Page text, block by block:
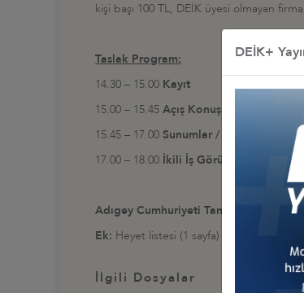
kişi başı 100 TL, DEİK üyesi olmayan
Taslak Program:
14.30 – 15.00 Kayıt
15.00 – 15.45 Açış Konuşmaları
15.45 – 17.00 Sunumlar / Soru-Cevaplar
17.00 – 18.00 İkili İş Görüşmeleri
Adıgey Cumhuriyeti Tanıtım Sunumu:
Ek: Heyet listesi (1 sayfa)
İlgili Dosyalar
DEİK+